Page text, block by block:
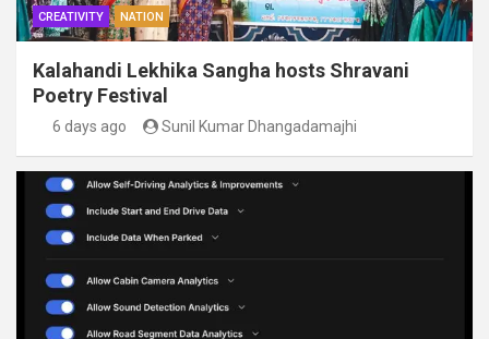
CREATIVITY NATION
Kalahandi Lekhika Sangha hosts Shravani
Poetry Festival
6 days ago Sunil Kumar Dhangadamajhi